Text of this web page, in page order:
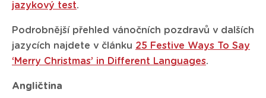
jazykový test.
Podrobnější přehled vánočních pozdravů v dalších
jazycích najdete v článku 25 Festive Ways To Say
‘Merry Christmas’ in Different Languages.
Angličtina